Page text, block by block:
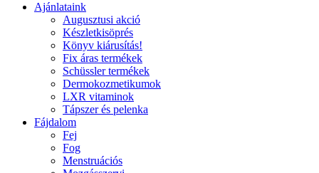
Ajánlataink
Augusztusi akció
Készletkisöprés
Könyv kiárusítás!
Fix áras termékek
Schüssler termékek
Dermokozmetikumok
LXR vitaminok
Tápszer és pelenka
Fájdalom
Fej
Fog
Menstruációs